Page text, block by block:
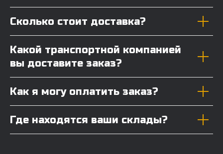
Сколько стоит доставка?
Какой транспортной компанией
вы доставите заказ?
Как я могу оплатить заказ?
Где находятся ваши склады?